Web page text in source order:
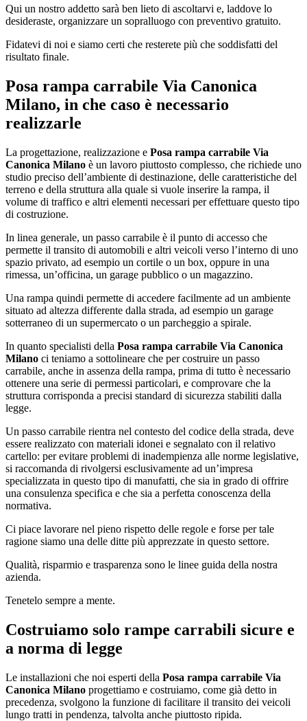
Qui un nostro addetto sarà ben lieto di ascoltarvi e, laddove lo
desideraste, organizzare un sopralluogo con preventivo gratuito.
Fidatevi di noi e siamo certi che resterete più che soddisfatti del
risultato finale.
Posa rampa carrabile Via Canonica
Milano, in che caso è necessario
realizzarle
La progettazione, realizzazione e Posa rampa carrabile Via
Canonica Milano è un lavoro piuttosto complesso, che richiede uno
studio preciso dell’ambiente di destinazione, delle caratteristiche del
terreno e della struttura alla quale si vuole inserire la rampa, il
volume di traffico e altri elementi necessari per effettuare questo tipo
di costruzione.
In linea generale, un passo carrabile è il punto di accesso che
permette il transito di automobili e altri veicoli verso l’interno di uno
spazio privato, ad esempio un cortile o un box, oppure in una
rimessa, un’officina, un garage pubblico o un magazzino.
Una rampa quindi permette di accedere facilmente ad un ambiente
situato ad altezza differente dalla strada, ad esempio un garage
sotterraneo di un supermercato o un parcheggio a spirale.
In quanto specialisti della Posa rampa carrabile Via Canonica
Milano ci teniamo a sottolineare che per costruire un passo
carrabile, anche in assenza della rampa, prima di tutto è necessario
ottenere una serie di permessi particolari, e comprovare che la
struttura corrisponda a precisi standard di sicurezza stabiliti dalla
legge.
Un passo carrabile rientra nel contesto del codice della strada, deve
essere realizzato con materiali idonei e segnalato con il relativo
cartello: per evitare problemi di inadempienza alle norme legislative,
si raccomanda di rivolgersi esclusivamente ad un’impresa
specializzata in questo tipo di manufatti, che sia in grado di offrire
una consulenza specifica e che sia a perfetta conoscenza della
normativa.
Ci piace lavorare nel pieno rispetto delle regole e forse per tale
ragione siamo una delle ditte più apprezzate in questo settore.
Qualità, risparmio e trasparenza sono le linee guida della nostra
azienda.
Tenetelo sempre a mente.
Costruiamo solo rampe carrabili sicure e
a norma di legge
Le installazioni che noi esperti della Posa rampa carrabile Via
Canonica Milano progettiamo e costruiamo, come già detto in
precedenza, svolgono la funzione di facilitare il transito dei veicoli
lungo tratti in pendenza, talvolta anche piuttosto ripida.